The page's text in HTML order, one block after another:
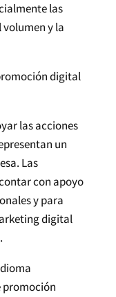
las
y la
digital
las acciones
un
Las
con apoyo
y para
digital
.
promoción